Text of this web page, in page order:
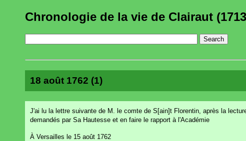
Chronologie de la vie de Clairaut
18 août 1762 (1)
J'ai lu la lettre suivante de M. le comte de S[ain]t Florentin, après la
demandés par Sa Hautesse et en faire le rapport à l'Académie
À Versailles le 15 août 1762